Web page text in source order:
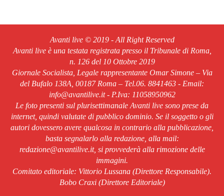
Avanti live © 2019 - All Right Reserved
Avanti live è una testata registrata presso il Tribunale di Roma,
n. 126 del 10 Ottobre 2019
Giornale Socialista, Legale rappresentante Omar Simone – Via
del Bufalo 138A, 00187 Roma – Tel.06. 8841463 - Email:
info@avantilive.it - P.Iva: 11058950962
Le foto presenti sul plurisettimanale Avanti live sono prese da
internet, quindi valutate di pubblico dominio. Se il soggetto o gli
autori dovessero avere qualcosa in contrario alla pubblicazione,
basta segnalarlo alla redazione, alla mail:
redazione@avantilive.it, si provvederà alla rimozione delle
immagini.
Comitato editoriale: Vittorio Lussana (Direttore Responsabile).
Bobo Craxi (Direttore Editoriale)